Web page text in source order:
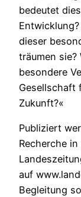
bedeutet
dieser
träumen sie?
besondere
Gesellschaft
Zukunft?«
Publiziert
Recherche
auf
Begleitung